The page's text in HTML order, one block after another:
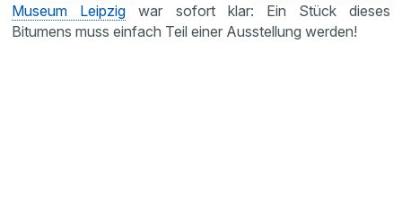
Museum Leipzig war sofort klar: Ein Stück dieses
Bitumens muss einfach Teil einer Ausstellung werden!